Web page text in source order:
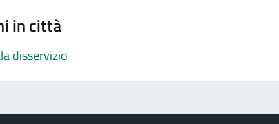
in città
disservizio